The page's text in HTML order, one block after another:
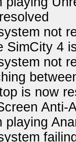
not
SimCity 4
not
is now
Anti-
playing